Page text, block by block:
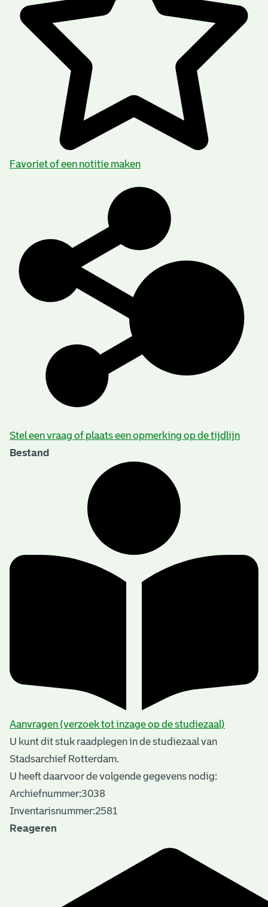
Favoriet of een notitie maken
Stel een vraag of plaats een opmerking op de tijdlijn
Bestand
Aanvragen (verzoek tot inzage op de studiezaal)
U kunt dit stuk raadplegen in de studiezaal van
Stadsarchief Rotterdam.
U heeft daarvoor de volgende gegevens nodig:
Archiefnummer:3038
Inventarisnummer:2581
Reageren